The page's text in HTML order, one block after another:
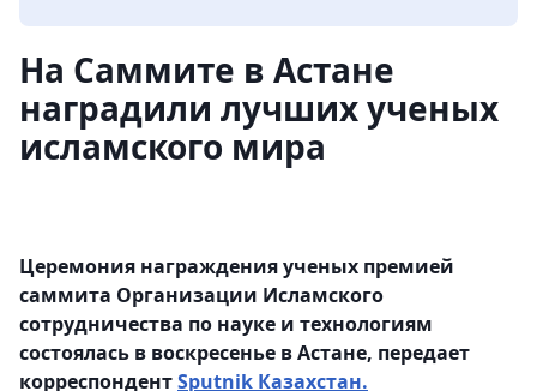
На Саммите в Астане
наградили лучших ученых
исламского мира
Церемония награждения ученых премией
саммита Организации Исламского
сотрудничества по науке и технологиям
состоялась в воскресенье в Астане, передает
корреспондентSputnik Казахстан.